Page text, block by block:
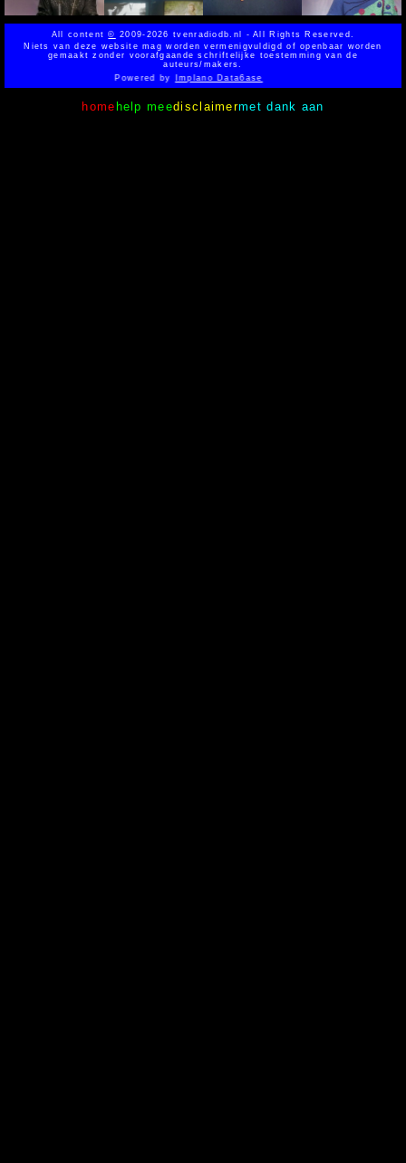
All content© 2009-2026 tvenradiodb.nl - All Rights Reserved.
Niets van deze website mag worden vermenigvuldigd of openbaar worden
gemaakt zonder voorafgaande schriftelijke toestemming van de
auteurs/makers.
Powered byImplano Data6ase
homehelp meedisclaimermet dank aan